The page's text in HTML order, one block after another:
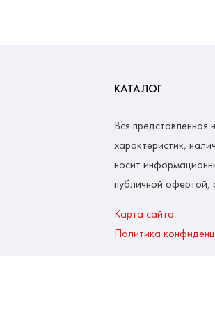
КАТАЛОГ
Вся
характеристик,
носит
публичной
Карта сайта
Политика